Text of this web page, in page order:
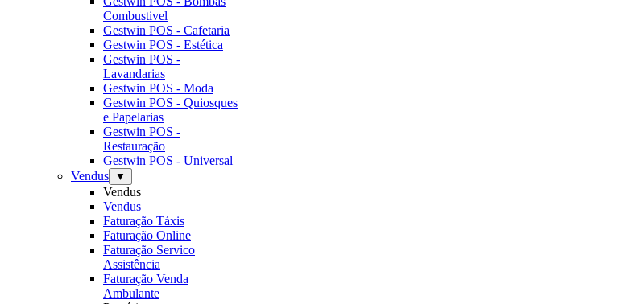
Combustivel
Gestwin POS - Cafetaria
Gestwin POS - Estética
Gestwin POS -
Lavandarias
Gestwin POS - Moda
Gestwin POS - Quiosques
e Papelarias
Gestwin POS -
Restauração
Gestwin POS - Universal
Vendus
▼
Vendus
Vendus
Faturação Táxis
Faturação Online
Faturação Servico
Assistência
Faturação Venda
Ambulante